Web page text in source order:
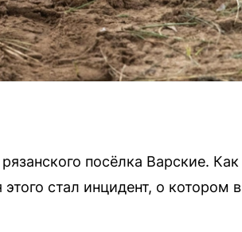
посёлка Варские. Как
стал инцидент, о котором в